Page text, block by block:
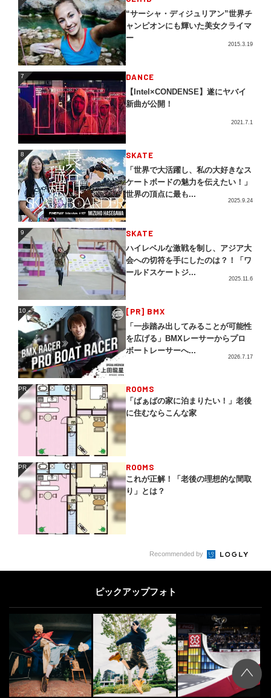
“サーシャ・ディジュリアン”世界チ
ャンピオンにも輝いた美女クライマ
ー
2015.3.19
7 DANCE
【Intel×CONDENSE】遂にヤバイ
新曲が公開！
2021.7.1
8 SKATE
「世界で大活躍し、私の大好きなス
ケートボードの魅力を伝えたい！」
世界の頂点に最も...
2025.9.24
9 SKATE
ハイレベルな激戦を制し、アジア大
会への切符を手にしたのは？！「ワ
ールドスケートジ...
2025.11.6
10 [PR] BMX
「一歩踏み出してみることが可能性
を広げる」BMXレーサーからプロ
ボートレーサーへ...
2026.7.17
PR ROOMS
「ばぁばの家に泊まりたい！」老後
に住むならこんな家
PR ROOMS
これが正解！「老後の理想的な間取
り」とは？
Recommended by
ピックアップフォト